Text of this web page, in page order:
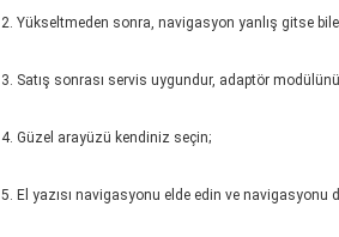
2. Yükseltmeden sonra, navigasyon yanlış gitse
3. Satış sonrası servis uygundur, adaptör
4. Güzel arayüzü kendiniz seçin;
5. El yazısı navigasyonu elde edin ve